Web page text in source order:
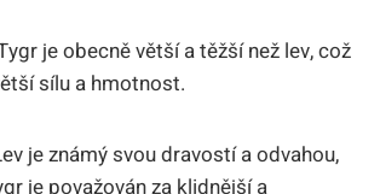
je obecně větší a těžší než lev, což
sílu a hmotnost.
je známý svou dravostí a odvahou,
je považován za klidnější a